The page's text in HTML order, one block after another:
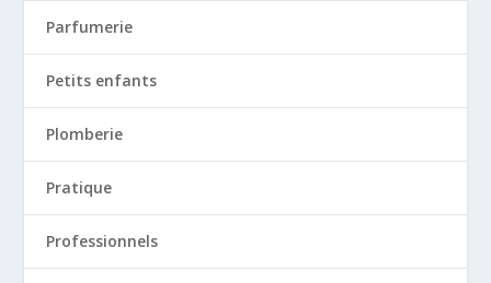
Parfumerie
Petits enfants
Plomberie
Pratique
Professionnels